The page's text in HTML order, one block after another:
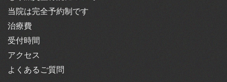
当院は完全予約制です
治療費
受付時間
アクセス
よくあるご質問